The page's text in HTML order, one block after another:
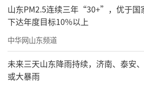
山东PM2.5连续三年“30+”，优于国
下达年度目标10%以上
中华网山东频道
未来三天山东降雨持续，济南、泰安
或大暴雨